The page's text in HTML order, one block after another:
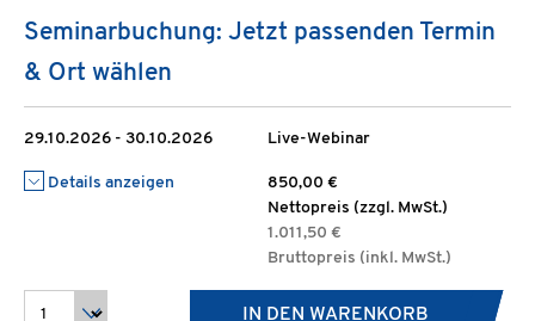
Seminarbuchung: Jetzt passenden Termin
& Ort wählen
29.10.2026 - 30.10.2026 Live-Webinar
Details anzeigen
850,00 €
Nettopreis (zzgl. MwSt.)
1.011,50 €
Bruttopreis (inkl. MwSt.)
IN DEN WARENKORB